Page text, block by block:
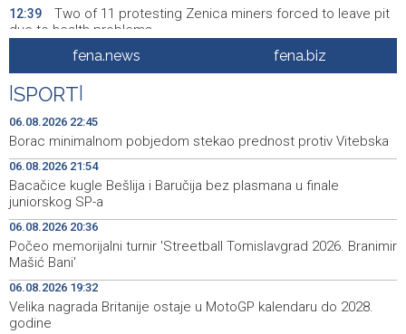
12:39
Two of 11 protesting Zenica miners forced to leave pit
due to health problems
Saopćenje za javnost Republikanci BiH
12:32
Investicije u BiH u 2025. porasle za 5,36 posto, na 9,44
milijarde KM
Dvojici rudara pozlilo u jami Raspotočje, jedan prebačen
u bolnicu
12:25
Rozić: Dugotrajne suše i niski vodostaji ugrožavaju
ekosustav Hutova blata
12:23
Public transportation changes in Sarajevo today due to
football match at Grbavica Stadium
12:17
Brodski promet kroz Hormuški moreuz i dalje je ozbiljno
poremećen
fena.news fena.biz
SPORT
06.08.2026 22:45
Borac minimalnom pobjedom stekao prednost protiv Vitebska
06.08.2026 21:54
Bacačice kugle Bešlija i Baručija bez plasmana u finale
juniorskog SP-a
06.08.2026 20:36
Počeo memorijalni turnir 'Streetball Tomislavgrad 2026. Branimir
Mašić Bani'
06.08.2026 19:32
Velika nagrada Britanije ostaje u MotoGP kalendaru do 2028.
godine